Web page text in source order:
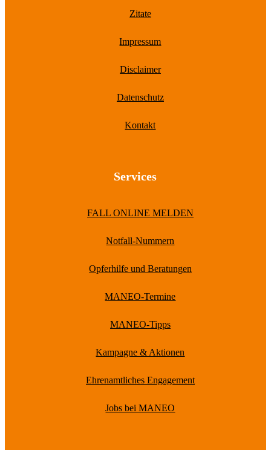
Zitate
Impressum
Disclaimer
Datenschutz
Kontakt
Services
FALL ONLINE MELDEN
Notfall-Nummern
Opferhilfe und Beratungen
MANEO-Termine
MANEO-Tipps
Kampagne & Aktionen
Ehrenamtliches Engagement
Jobs bei MANEO